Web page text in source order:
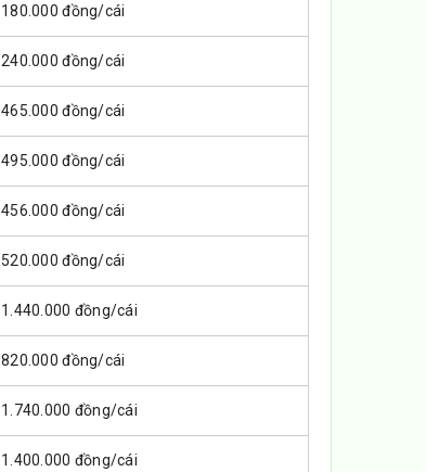
180.000 đồng/cái
240.000 đồng/cái
465.000 đồng/cái
495.000 đồng/cái
456.000 đồng/cái
520.000 đồng/cái
1.440.000 đồng/cái
820.000 đồng/cái
1.740.000 đồng/cái
1.400.000 đồng/cái